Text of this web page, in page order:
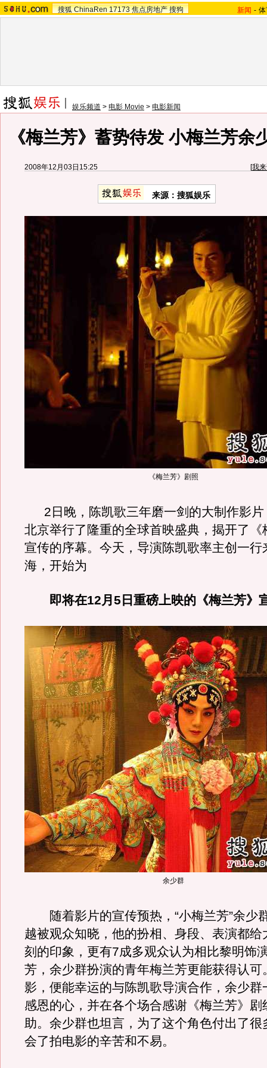
搜狐 ChinaRen 17173 焦点房地产 搜狗 新闻 -
娱乐频道 > 电影 Movie > 电影新闻
《梅兰芳》蓄势待发 小梅兰芳余
2008年12月03日15:25 [我
来源：搜狐娱乐
《梅兰芳》剧照
2日晚，陈凯歌三年磨一剑的大制作影片
北京举行了隆重的全球首映盛典，揭开了《
宣传的序幕。今天，导演陈凯歌率主创一行
海，开始为
即将在12月5日重磅上映的《梅兰芳》
余少群
随着影片的宣传预热，“小梅兰芳”余少
越被观众知晓，他的扮相、身段、表演都给
刻的印象，更有7成多观众认为相比黎明饰
芳，余少群扮演的青年梅兰芳更能获得认可
影，便能幸运的与陈凯歌导演合作，余少群
感恩的心，并在各个场合感谢《梅兰芳》剧
助。余少群也坦言，为了这个角色付出了很
会了拍电影的辛苦和不易。